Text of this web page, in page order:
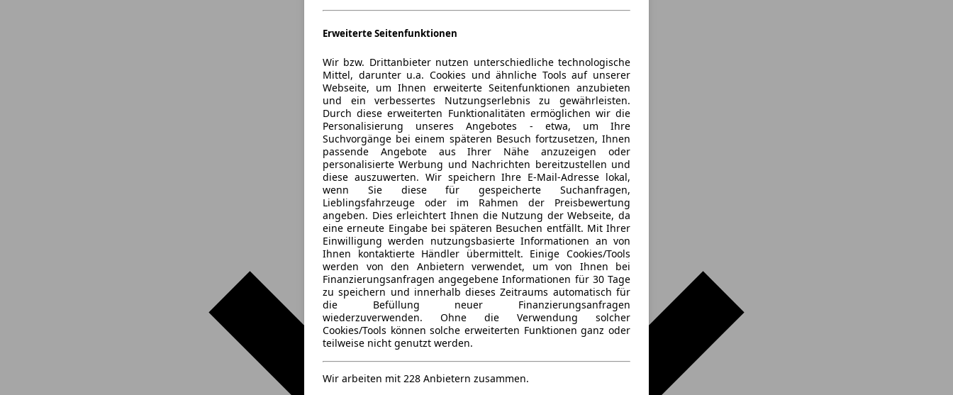
Erweiterte Seitenfunktionen
Wir bzw. Drittanbieter nutzen unterschiedliche technologische
Mittel, darunter u.a. Cookies und ähnliche Tools auf unserer
Webseite, um Ihnen erweiterte Seitenfunktionen anzubieten
und ein verbessertes Nutzungserlebnis zu gewährleisten.
Durch diese erweiterten Funktionalitäten ermöglichen wir die
Personalisierung unseres Angebotes - etwa, um Ihre
Suchvorgänge bei einem späteren Besuch fortzusetzen, Ihnen
passende Angebote aus Ihrer Nähe anzuzeigen oder
personalisierte Werbung und Nachrichten bereitzustellen und
diese auszuwerten. Wir speichern Ihre E-Mail-Adresse lokal,
wenn Sie diese für gespeicherte Suchanfragen,
Lieblingsfahrzeuge oder im Rahmen der Preisbewertung
angeben. Dies erleichtert Ihnen die Nutzung der Webseite, da
eine erneute Eingabe bei späteren Besuchen entfällt. Mit Ihrer
Einwilligung werden nutzungsbasierte Informationen an von
Ihnen kontaktierte Händler übermittelt. Einige Cookies/Tools
werden von den Anbietern verwendet, um von Ihnen bei
Finanzierungsanfragen angegebene Informationen für 30 Tage
zu speichern und innerhalb dieses Zeitraums automatisch für
die Befüllung neuer Finanzierungsanfragen
wiederzuverwenden. Ohne die Verwendung solcher
Cookies/Tools können solche erweiterten Funktionen ganz oder
teilweise nicht genutzt werden.
Wir arbeiten mit 228 Anbietern zusammen.